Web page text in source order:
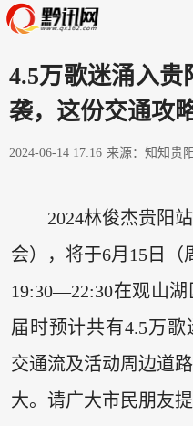
4.5万歌迷涌入
袭，这份交通攻
2024-06-14 17:16 来源：知知贵阳
2024林俊杰贵阳
会），将于6月15日（
19:30—22:30在观山湖
届时预计共有4.5万
交通流及活动周边道
大。请广大市民朋友